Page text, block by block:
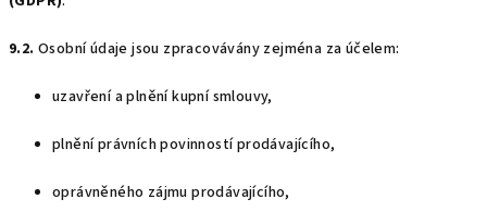
9.2. Osobní údaje jsou zpracovávány zejména za účelem:
uzavření a plnění kupní smlouvy,
plnění právních povinností prodávajícího,
oprávněného zájmu prodávajícího,